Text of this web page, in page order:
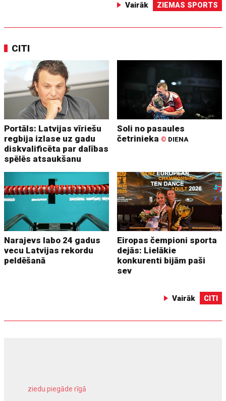
Vairāk ZIEMAS SPORTS
CITI
Portāls: Latvijas vīriešu
regbija izlase uz gadu
diskvalificēta par dalības
spēlēs atsaukšanu
Soli no pasaules
četrinieka © DIENA
Narajevs labo 24 gadus
vecu Latvijas rekordu
peldēšanā
Eiropas čempioni sporta
dejās: Lielākie
konkurenti bijām paši
sev
Vairāk CITI
ziedu piegāde rīgā